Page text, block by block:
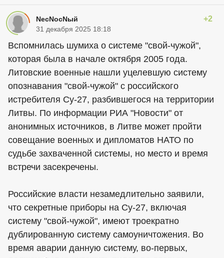
NecNocNый +2
31 декабря 2025 18:18
Вспомнилась шумиха о системе "свой-чужой",
которая была в начале октября 2005 года.
‎Литовские военные нашли уцелевшую систему
опознавания "свой-чужой" с российского
истребителя Су-27, разбившегося на территории
Литвы. По информации РИА "Новости" от
анонимных источников, в Литве может пройти
совещание военных и дипломатов НАТО по
судьбе захваченной системы, но место и время
встречи засекречены.
‎Российские власти незамедлительно заявили,
что секретные приборы на Су-27, включая
систему "свой-чужой", имеют троекратно
дублированную систему самоуничтожения. Во
время аварии данную систему, во-первых,